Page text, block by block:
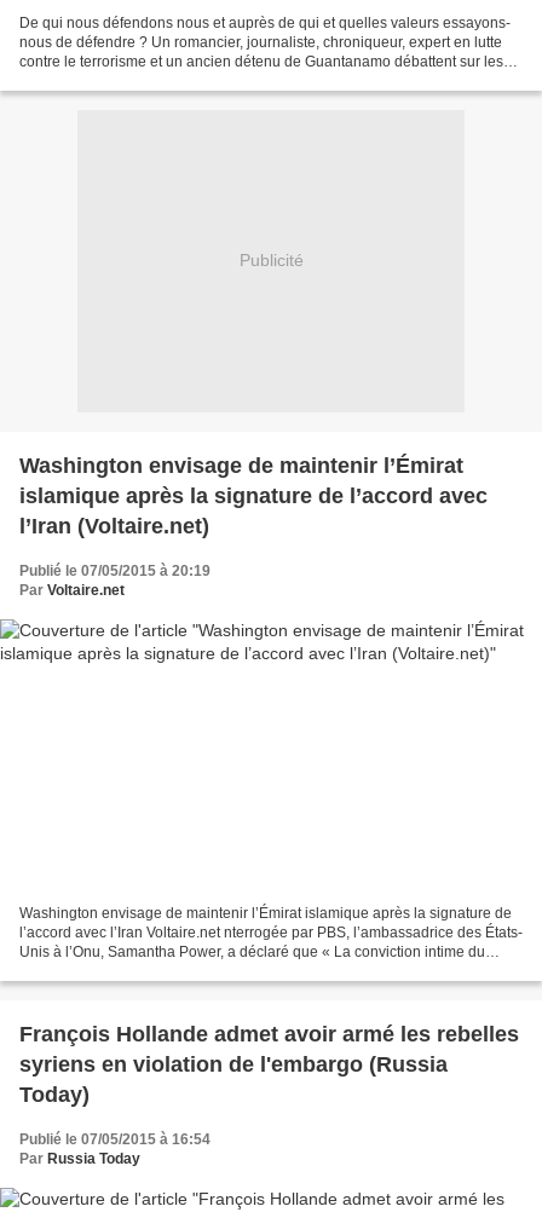
De qui nous défendons nous et auprès de qui et quelles valeurs essayons-
nous de défendre ? Un romancier, journaliste, chroniqueur, expert en lutte
contre le terrorisme et un ancien détenu de Guantanamo débattent sur les
Publicité
Washington envisage de maintenir l’Émirat
islamique après la signature de l’accord avec
l’Iran (Voltaire.net)
Publié le 07/05/2015 à 20:19
Par Voltaire.net
Washington envisage de maintenir l’Émirat islamique après la signature de
l’accord avec l’Iran Voltaire.net nterrogée par PBS, l’ambassadrice des États-
Unis à l’Onu, Samantha Power, a déclaré que « La conviction intime du
François Hollande admet avoir armé les rebelles
syriens en violation de l'embargo (Russia
Today)
Publié le 07/05/2015 à 16:54
Par Russia Today